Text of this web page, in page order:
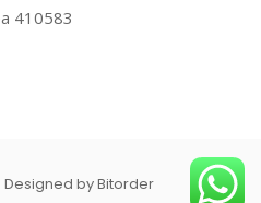
410583
by Bitorder